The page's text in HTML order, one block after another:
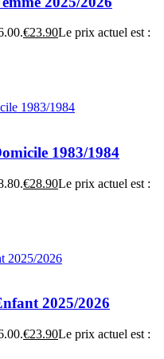
€23.90Le prix actuel est :
1983/1984
€28.90Le prix actuel est :
2025/2026
€23.90Le prix actuel est :